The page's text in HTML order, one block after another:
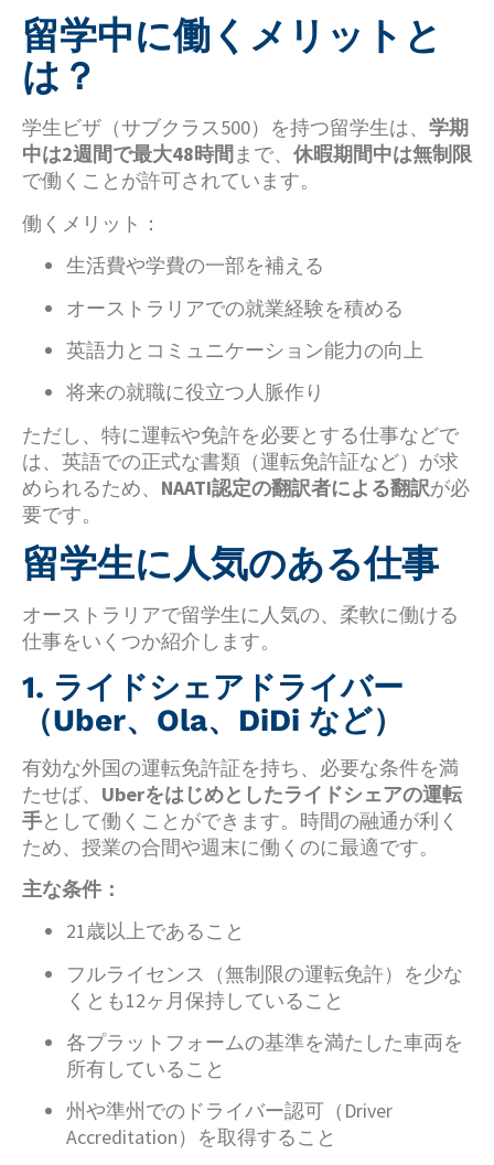
留学中に働くメリットと
は？
学生ビザ（サブクラス500）を持つ留学生は、 学期
中は2週間で最大48時間 まで、 休暇期間中は無制限
で働くことが許可されています。
働くメリット：
生活費や学費の一部を補える
オーストラリアでの就業経験を積める
英語力とコミュニケーション能力の向上
将来の就職に役立つ人脈作り
ただし、特に運転や免許を必要とする仕事などで
は、英語での正式な書類（運転免許証など）が求
められるため、 NAATI認定の翻訳者による翻訳が必
要です。
留学生に人気のある仕事
オーストラリアで留学生に人気の、柔軟に働ける
仕事をいくつか紹介します。
1. ライドシェアドライバー
（Uber、Ola、DiDi など）
有効な外国の運転免許証を持ち、必要な条件を満
たせば、 Uberをはじめとしたライドシェアの運転
手として働くことができます。時間の融通が利く
ため、授業の合間や週末に働くのに最適です。
主な条件：
21歳以上であること
フルライセンス（無制限の運転免許）を少な
くとも12ヶ月保持していること
各プラットフォームの基準を満たした車両を
所有していること
州や準州でのドライバー認可（Driver
Accreditation）を取得すること